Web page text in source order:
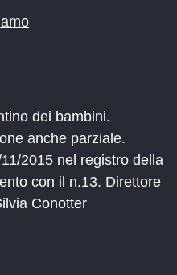
dei bambini.
anche parziale.
2015 nel registro della
con il n.13. Direttore
Conotter